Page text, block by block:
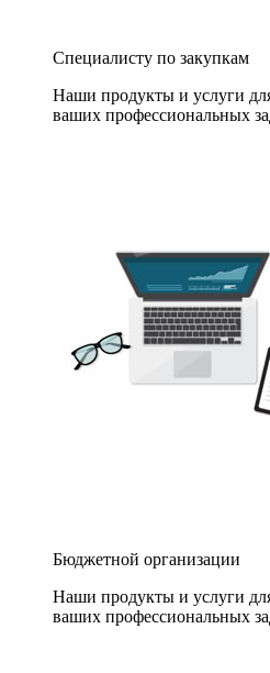
Специалисту по закупкам
Наши продукты и услуги
ваших профессиональных
Бюджетной организации
Наши продукты и услуги
ваших профессиональных